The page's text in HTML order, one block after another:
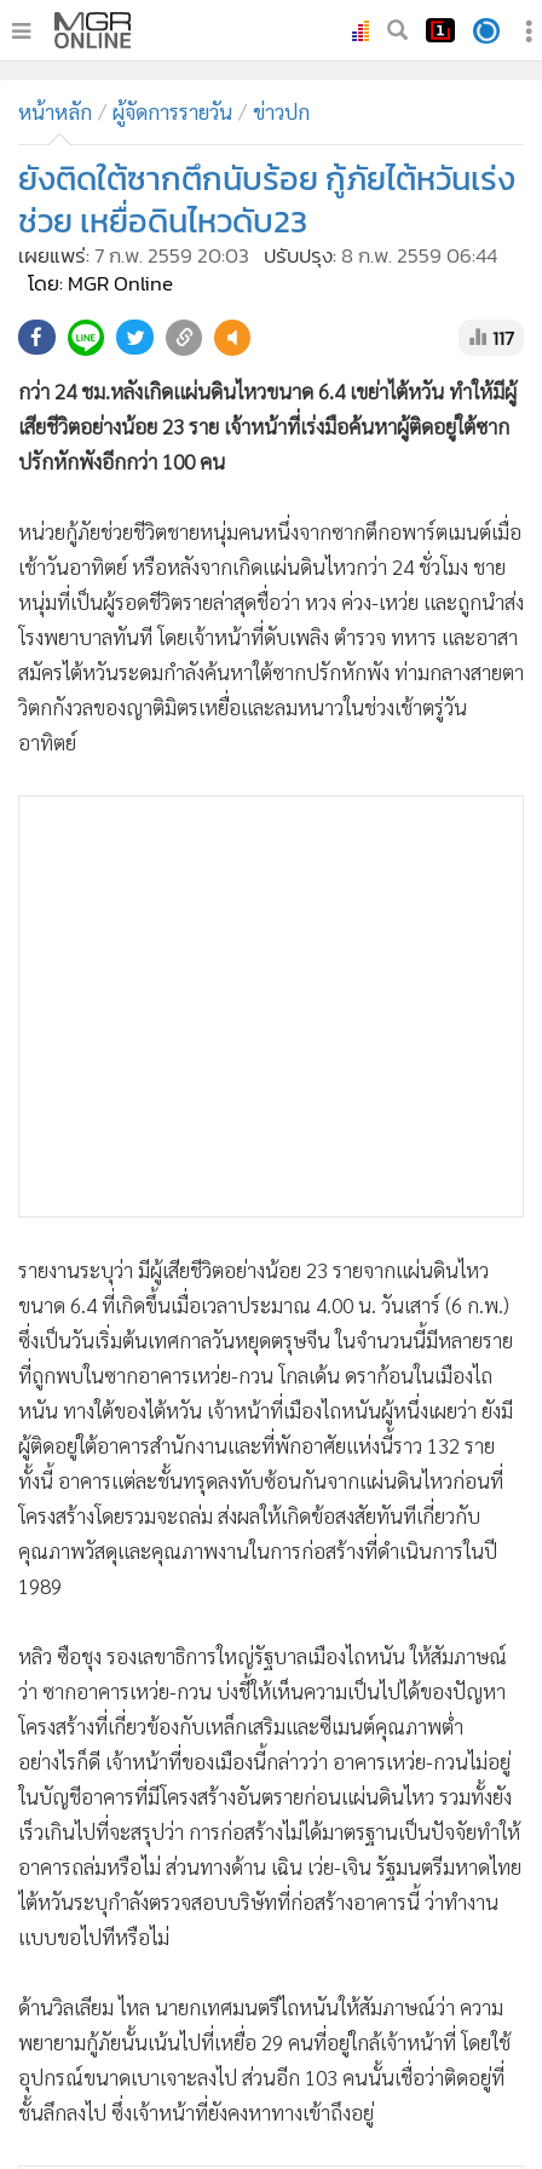
ทันเหตุการณ์
• ภาคใต้
ภูมิภาค
Online Section
บันเทิง
• ผู้จัดการรายวัน
• คอลัมนิสต์
• ละคร
• CbizReview
• Cyber BIZ
• Good health & Well-being
• Green Innovation & SD
• Management & HR
MGR Live
•
Infographic
การเมือง
• กีฬา
• หุ้น
กองทุนรวม
• Celeb Online
• Factcheck
• ญี่ปุ่น
• News1
• Gotomanager
หน้าหลัก ผู้จัดการรายวัน ข่าวปก
ยังติดใต้ซากตึกนับร้อย กู้ภัยไต้หวันเร่ง
ช่วย เหยื่อดินไหวดับ23
เผยแพร่:7 ก.พ. 2559 20:03 ปรับปรุง: 8 ก.พ. 2559 06:44
โดย: MGR Online
117
กว่า 24 ชม.หลังเกิดแผ่นดินไหวขนาด 6.4 เขย่าไต้หวัน ทำให้มีผู้
เสียชีวิตอย่างน้อย 23 ราย เจ้าหน้าที่เร่งมือค้นหาผู้ติดอยู่ใต้ซาก
ปรักหักพังอีกกว่า 100 คน
หน่วยกู้ภัยช่วยชีวิตชายหนุ่มคนหนึ่งจากซากตึกอพาร์ตเมนต์เมื่อ
เช้าวันอาทิตย์ หรือหลังจากเกิดแผ่นดินไหวกว่า 24 ชั่วโมง ชาย
หนุ่มที่เป็นผู้รอดชีวิตรายล่าสุดชื่อว่า หวง ค่วง-เหว่ย และถูกนำส่ง
โรงพยาบาลทันที โดยเจ้าหน้าที่ดับเพลิง ตำรวจ ทหาร และอาสา
สมัครไต้หวันระดมกำลังค้นหาใต้ซากปรักหักพัง ท่ามกลางสายตา
วิตกกังวลของญาติมิตรเหยื่อและลมหนาวในช่วงเช้าตรู่วัน
อาทิตย์
รายงานระบุว่า มีผู้เสียชีวิตอย่างน้อย 23 รายจากแผ่นดินไหว
ขนาด 6.4 ที่เกิดขึ้นเมื่อเวลาประมาณ 4.00 น. วันเสาร์ (6 ก.พ.)
ซึ่งเป็นวันเริ่มต้นเทศกาลวันหยุดตรุษจีน ในจำนวนนี้มีหลายราย
ที่ถูกพบในซากอาคารเหว่ย-กวน โกลเด้น ดราก้อนในเมืองไถ
หนัน ทางใต้ของไต้หวัน เจ้าหน้าที่เมืองไถหนันผู้หนึ่งเผยว่า ยังมี
ผู้ติดอยู่ใต้อาคารสำนักงานและที่พักอาศัยแห่งนี้ราว 132 ราย
ทั้งนี้ อาคารแต่ละชั้นทรุดลงทับซ้อนกันจากแผ่นดินไหวก่อนที่
โครงสร้างโดยรวมจะถล่ม ส่งผลให้เกิดข้อสงสัยทันทีเกี่ยวกับ
คุณภาพวัสดุและคุณภาพงานในการก่อสร้างที่ดำเนินการในปี
1989
หลิว ซือชุง รองเลขาธิการใหญ่รัฐบาลเมืองไถหนัน ให้สัมภาษณ์
ว่า ซากอาคารเหว่ย-กวน บ่งชี้ให้เห็นความเป็นไปได้ของปัญหา
โครงสร้างที่เกี่ยวข้องกับเหล็กเสริมและซีเมนต์คุณภาพต่ำ
อย่างไรก็ดี เจ้าหน้าที่ของเมืองนี้กล่าวว่า อาคารเหว่ย-กวนไม่อยู่
ในบัญชีอาคารที่มีโครงสร้างอันตรายก่อนแผ่นดินไหว รวมทั้งยัง
เร็วเกินไปที่จะสรุปว่า การก่อสร้างไม่ได้มาตรฐานเป็นปัจจัยทำให้
อาคารถล่มหรือไม่ ส่วนทางด้าน เฉิน เว่ย-เจิน รัฐมนตรีมหาดไทย
ไต้หวันระบุกำลังตรวจสอบบริษัทที่ก่อสร้างอาคารนี้ ว่าทำงาน
แบบขอไปทีหรือไม่
ด้านวิลเลียม ไหล นายกเทศมนตรีไถหนันให้สัมภาษณ์ว่า ความ
พยายามกู้ภัยนั้นเน้นไปที่เหยื่อ 29 คนที่อยู่ใกล้เจ้าหน้าที่ โดยใช้
อุปกรณ์ขนาดเบาเจาะลงไป ส่วนอีก 103 คนนั้นเชื่อว่าติดอยู่ที่
ชั้นลึกลงไป ซึ่งเจ้าหน้าที่ยังคงหาทางเข้าถึงอยู่